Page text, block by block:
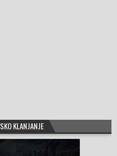
KLANJANJE